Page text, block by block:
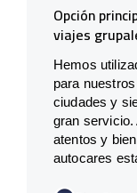
Opción
viajes
Hemos
para
ciudades y
gran servicio.
atentos y
autocares